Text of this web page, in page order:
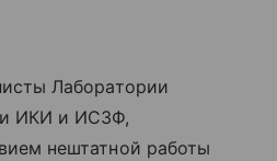
Лаборатории
ИКИ и ИСЗФ,
нештатной работы